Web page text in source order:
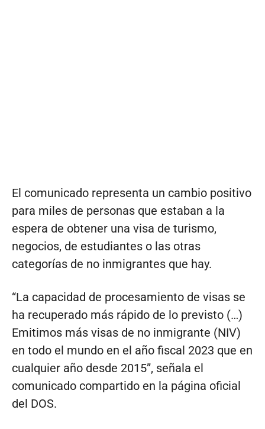
El comunicado representa un cambio positivo
para miles de personas que estaban a la
espera de obtener una visa de turismo,
negocios, de estudiantes o las otras
categorías de no inmigrantes que hay.
“La capacidad de procesamiento de visas se
ha recuperado más rápido de lo previsto (…)
Emitimos más visas de no inmigrante (NIV)
en todo el mundo en el año fiscal 2023 que en
cualquier año desde 2015”, señala el
comunicado compartido en la página oficial
del DOS.